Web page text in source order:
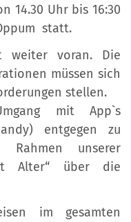
14.30 Uhr bis 16:30
statt.
weiter voran. Die
müssen sich
stellen.
mit App`s
entgegen zu
unserer
Alter“ über die
im gesamten